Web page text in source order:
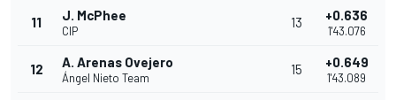
11 J. McPhee
CIP
13 +0.636
1'43.076
12 A. Arenas Ovejero
Ángel Nieto Team
15 +0.649
1'43.089